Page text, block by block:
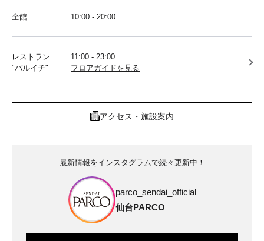
全館 10:00 - 20:00
レストラン
"パルイチ"
11:00 - 23:00
フロアガイドを見る
アクセス・施設案内
最新情報をインスタグラムで続々更新中！
parco_sendai_official
仙台PARCO